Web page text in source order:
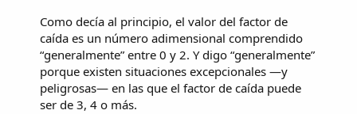
Como decía al principio, el valor del factor de
caída es un número adimensional comprendido
“generalmente” entre 0 y 2. Y digo “generalmente”
porque existen situaciones excepcionales —y
peligrosas— en las que el factor de caída puede
ser de 3, 4 o más.